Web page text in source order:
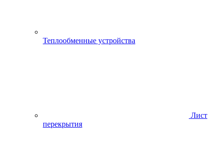
Теплообменные устройства
Лист
перекрытия